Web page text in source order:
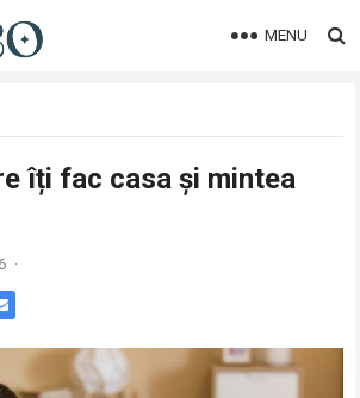
MENU
îți fac casa și mintea
·